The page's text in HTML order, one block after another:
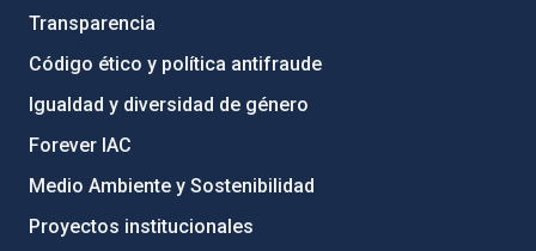
Transparencia
Código ético y política antifraude
Igualdad y diversidad de género
Forever IAC
Medio Ambiente y Sostenibilidad
Proyectos institucionales